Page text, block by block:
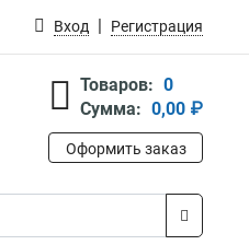
Вход Регистрация
Товаров: 0
Сумма: 0,00 ₽
Оформить заказ